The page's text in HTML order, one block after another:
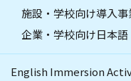
施設・学校向け導入事
企業・学校向け日本語
English Immersion